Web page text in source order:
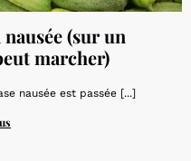
(sur un
marcher)
nausée est passée [...]